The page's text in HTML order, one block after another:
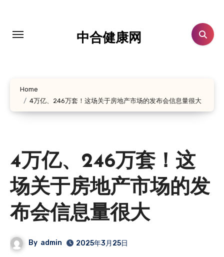
中合健康网
Home
4万亿、246万套！这场关于房地产市场的发布会信息量很大
4万亿、246万套！这
场关于房地产市场的发
布会信息量很大
By admin 2025年3月25日